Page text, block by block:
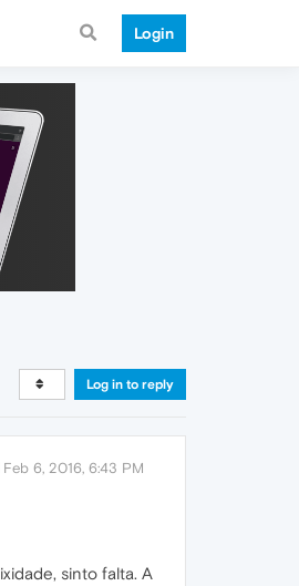
Login
Log in to reply
Feb 6, 2016, 6:43 PM
sinto falta. A